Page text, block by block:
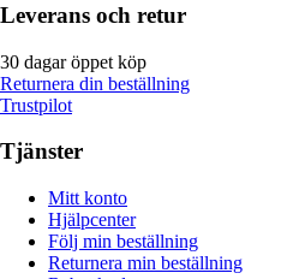
Leverans och retur
30 dagar öppet köp
Returnera din beställning
Trustpilot
Tjänster
Mitt konto
Hjälpcenter
Följ min beställning
Returnera min beställning